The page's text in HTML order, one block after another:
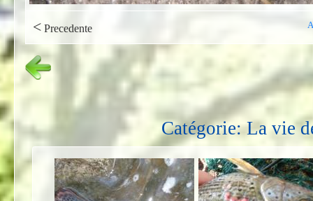
< Precedente
Catégorie: La vie